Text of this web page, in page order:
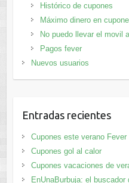
Histórico de cupones
Máximo dinero en
No puedo llevar el movil
Pagos fever
Nuevos usuarios
Entradas recientes
Cupones este verano Fever
Cupones gol al calor
Cupones vacaciones de
EnUnaBurbuja: el